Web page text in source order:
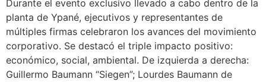
Durante el evento exclusivo llevado a cabo dentro de la
planta de Ypané, ejecutivos y representantes de
múltiples firmas celebraron los avances del movimiento
corporativo. Se destacó el triple impacto positivo:
económico, social, ambiental. De izquierda a derecha:
Guillermo Baumann “Siegen”; Lourdes Baumann de